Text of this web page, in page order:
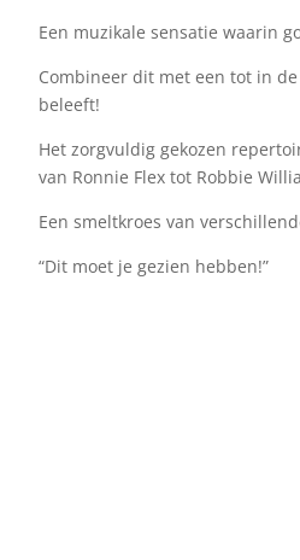
Een muzikale sensatie waarin
Combineer dit met een tot in
beleeft!
Het zorgvuldig gekozen
van Ronnie Flex tot Robbie
Een smeltkroes van
“Dit moet je gezien hebben!”